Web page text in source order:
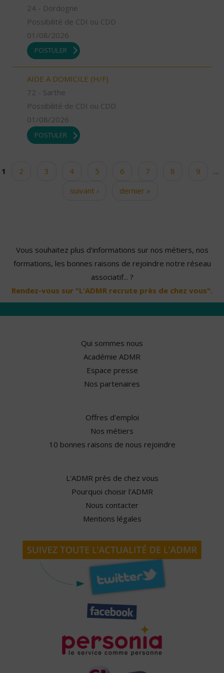
24 - Dordogne
Possibilité de CDI ou CDD
01/08/2026
POSTULER
AIDE A DOMICILE (H/F)
72 - Sarthe
Possibilité de CDI ou CDD
01/08/2026
POSTULER
Pages
1 2 3 4 5 6 7 8 9
…
suivant ›
dernier »
Vous souhaitez plus d'informations sur nos métiers, nos
formations, les bonnes raisons de rejoindre notre réseau
associatif... ?
Rendez-vous sur "L'ADMR recrute près de chez vous".
Qui sommes nous
Académie ADMR
Espace presse
Nos partenaires
Offres d'emploi
Nos métiers
10 bonnes raisons de nous rejoindre
L'ADMR près de chez vous
Pourquoi choisir l'ADMR
Nous contacter
Mentions légales